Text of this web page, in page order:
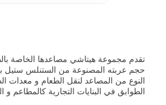
تقدم مجموعة هيتاشي مصاعدها الخاصة
حجم عربته المصنوعة من الستنلس ستيل
النوع من المصاعد لنقل الطعام و معدات
الطوابق في البنايات التجارية كالمطاعم و